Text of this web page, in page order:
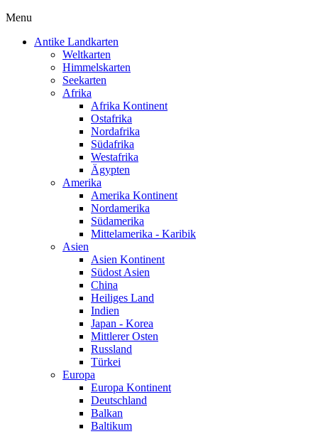
Menu
Antike Landkarten
Weltkarten
Himmelskarten
Seekarten
Afrika
Afrika Kontinent
Ostafrika
Nordafrika
Südafrika
Westafrika
Ägypten
Amerika
Amerika Kontinent
Nordamerika
Südamerika
Mittelamerika - Karibik
Asien
Asien Kontinent
Südost Asien
China
Heiliges Land
Indien
Japan - Korea
Mittlerer Osten
Russland
Türkei
Europa
Europa Kontinent
Deutschland
Balkan
Baltikum